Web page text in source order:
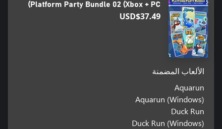
Platform Party Bundle 02 (Xbox + PC)
USD$37.49
الألعاب المضمنة
Aquarun
Aquarun (Windows)
Duck Run
Duck Run (Windows)